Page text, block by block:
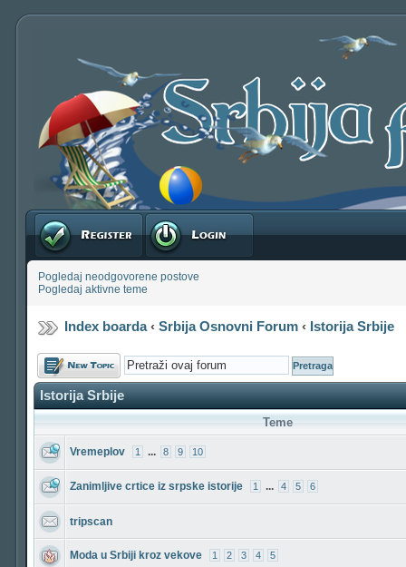
Registruj se Prijavite se
Pogledaj neodgovorene postove
Pogledaj aktivne teme
Index boarda‹ Srbija Osnovni Forum‹ Istorija Srbije
Počni novu temu
Istorija Srbije
Teme
Vremeplov 1 ... 8 9 10
Zanimljive crtice iz srpske istorije 1 ... 4 5 6
tripscan
Moda u Srbiji kroz vekove 1 2 3 4 5